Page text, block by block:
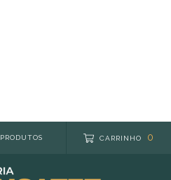
PRODUTOS CARRINHO 0